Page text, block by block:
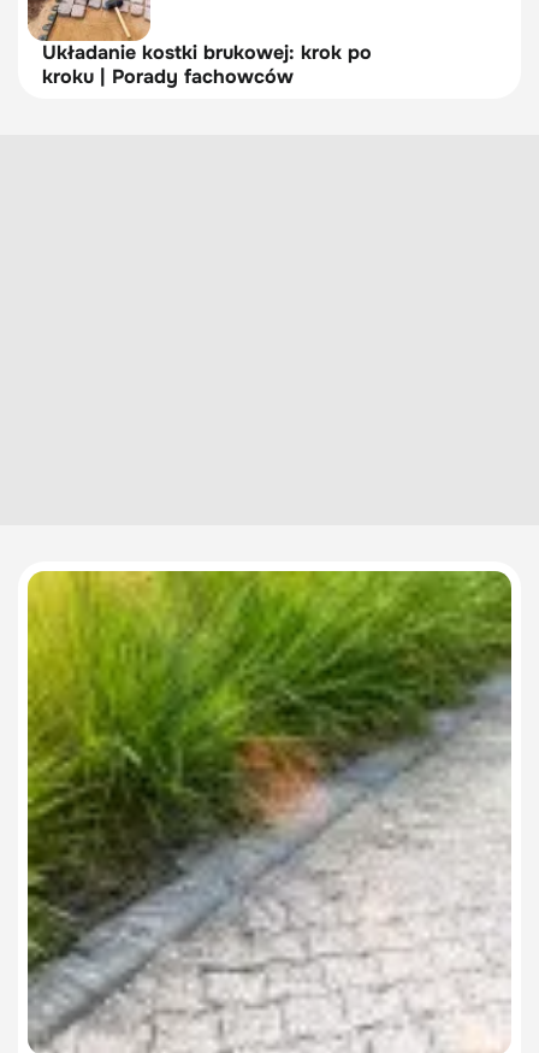
Układanie kostki brukowej: krok po
kroku | Porady fachowców